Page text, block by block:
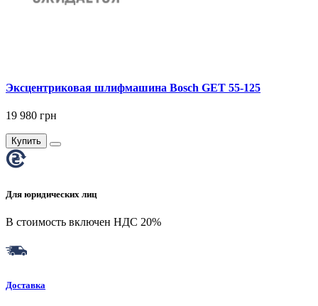
Эксцентриковая шлифмашина Bosch GET 55-125
19 980 грн
Купить
Для юридических лиц
В стоимость включен НДС 20%
Доставка